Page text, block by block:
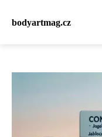
bodyartmag.cz